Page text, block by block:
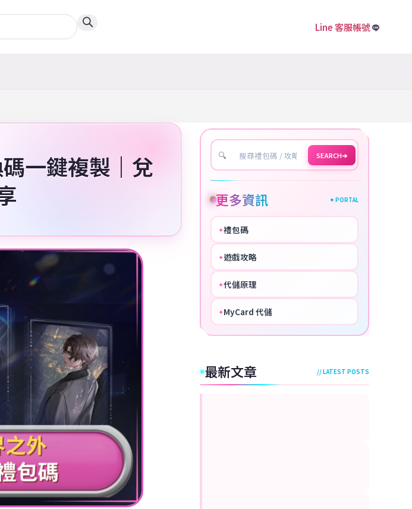
Line 客服帳號
一鍵複製｜兌
🔍 SEARCH➔
更多資訊 ✦ PORTAL
✦禮包碼
✦遊戲攻略
✦代儲原理
✦MyCard 代儲
最新文章 // LATEST POSTS